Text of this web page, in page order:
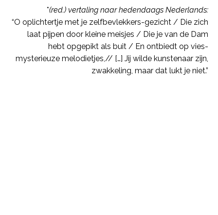
*(red.) vertaling naar hedendaags Nederlands:
“O oplichtertje met je zelfbevlekkers-gezicht / Die zich
laat pijpen door kleine meisjes / Die je van de Dam
hebt opgepikt als buit / En ontbiedt op vies-
mysterieuze melodietjes,// […] Jij wilde kunstenaar zijn,
zwakkeling, maar dat lukt je niet.”